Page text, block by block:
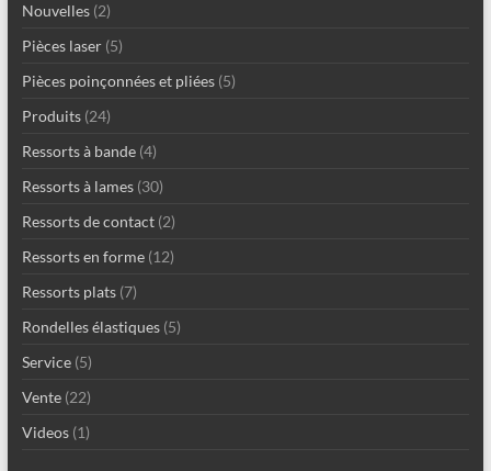
Nouvelles(2)
Pièces laser(5)
Pièces poinçonnées et pliées(5)
Produits(24)
Ressorts à bande(4)
Ressorts à lames(30)
Ressorts de contact(2)
Ressorts en forme(12)
Ressorts plats(7)
Rondelles élastiques(5)
Service(5)
Vente(22)
Videos(1)